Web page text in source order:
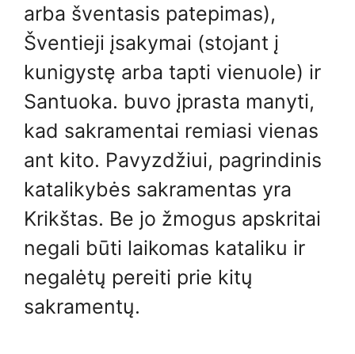
arba šventasis patepimas),
Šventieji įsakymai (stojant į
kunigystę arba tapti vienuole) ir
Santuoka. buvo įprasta manyti,
kad sakramentai remiasi vienas
ant kito. Pavyzdžiui, pagrindinis
katalikybės sakramentas yra
Krikštas. Be jo žmogus apskritai
negali būti laikomas kataliku ir
negalėtų pereiti prie kitų
sakramentų.